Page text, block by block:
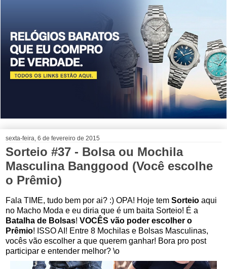
sexta-feira, 6 de fevereiro de 2015
Sorteio #37 - Bolsa ou Mochila
Masculina Banggood (Você escolhe
o Prêmio)
Fala TIME, tudo bem por ai? :) OPA! Hoje tem Sorteio aqui
no Macho Moda e eu diria que é um baita Sorteio! É a
Batalha de Bolsas! VOCÊS vão poder escolher o
Prêmio! ISSO AI! Entre 8 Mochilas e Bolsas Masculinas,
vocês vão escolher a que querem ganhar! Bora pro post
participar e entender melhor? \o